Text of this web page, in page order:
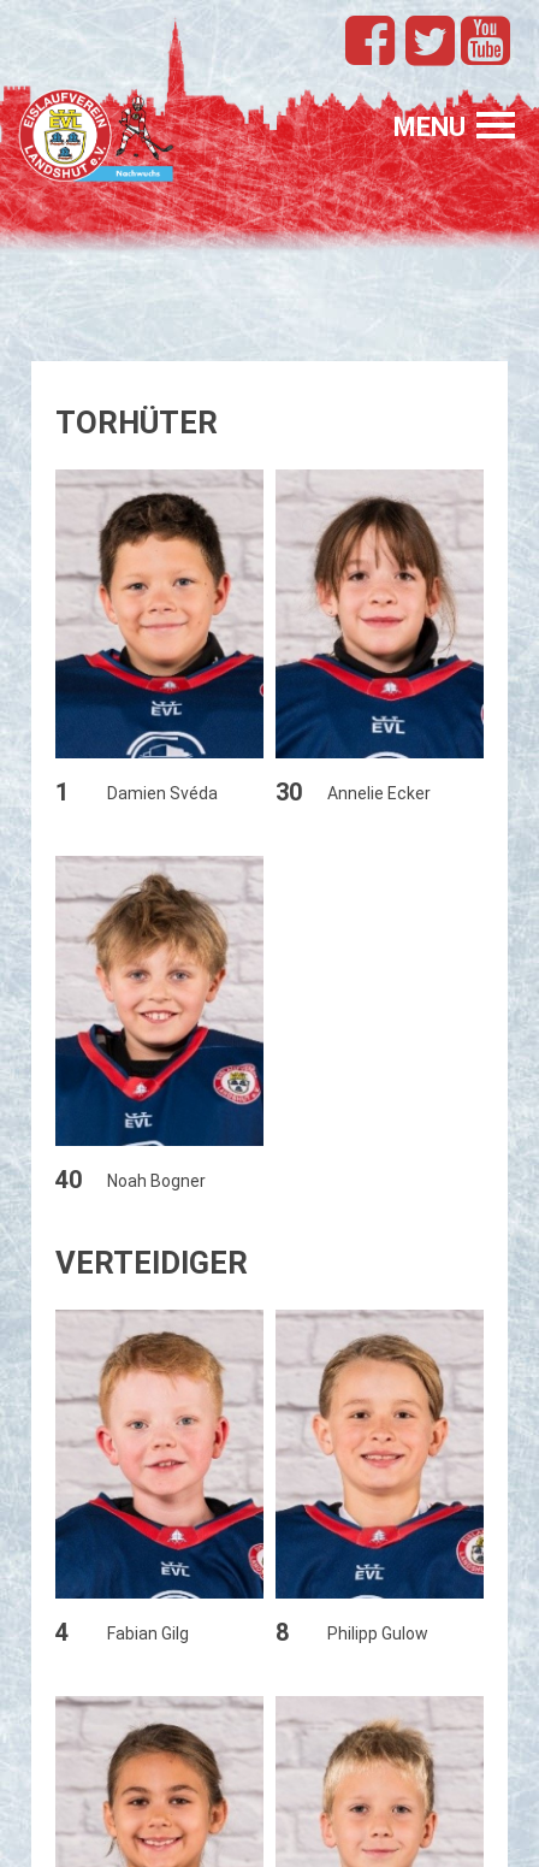
MENU
TEAMS
EVL
SPONSORING
FÖRDERUNG
TORHÜTER
1 Damien Svéda 30 Annelie Ecker
40 Noah Bogner
VERTEIDIGER
4 Fabian Gilg 8 Philipp Gulow